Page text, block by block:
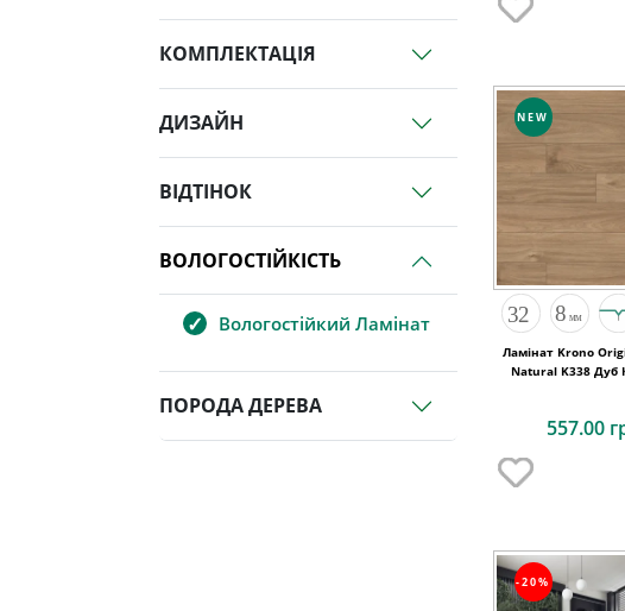
КОМПЛЕКТАЦІЯ
ДИЗАЙН
ВІДТІНОК
ВОЛОГОСТІЙКІСТЬ
Вологостійкий Ламінат
ПОРОДА ДЕРЕВА
NEW
Ламінат Krono
Natural K338 Дуб
557.00
-20%